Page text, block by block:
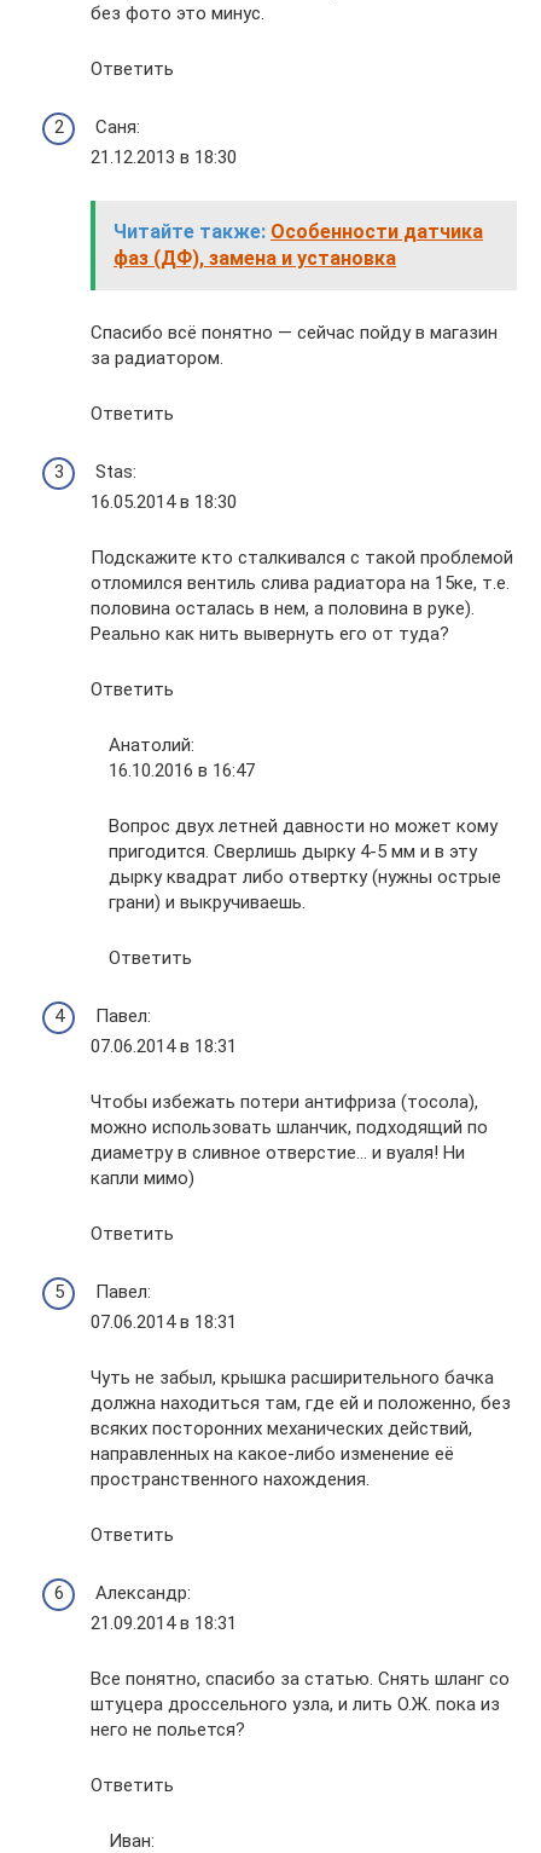
без фото это минус.
Ответить
Саня:
21.12.2013 в 18:30
Читайте также: Особенности датчика
фаз (ДФ), замена и установка
Спасибо всё понятно — сейчас пойду в магазин
за радиатором.
Ответить
Stas:
16.05.2014 в 18:30
Подскажите кто сталкивался с такой проблемой
отломился вентиль слива радиатора на 15ке, т.е.
половина осталась в нем, а половина в руке).
Реально как нить вывернуть его от туда?
Ответить
Анатолий:
16.10.2016 в 16:47
Вопрос двух летней давности но может кому
пригодится. Сверлишь дырку 4-5 мм и в эту
дырку квадрат либо отвертку (нужны острые
грани) и выкручиваешь.
Ответить
Павел:
07.06.2014 в 18:31
Чтобы избежать потери антифриза (тосола),
можно использовать шланчик, подходящий по
диаметру в сливное отверстие… и вуаля! Ни
капли мимо)
Ответить
Павел:
07.06.2014 в 18:31
Чуть не забыл, крышка расширительного бачка
должна находиться там, где ей и положенно, без
всяких посторонних механических действий,
направленных на какое-либо изменение её
пространственного нахождения.
Ответить
Александр:
21.09.2014 в 18:31
Все понятно, спасибо за статью. Снять шланг со
штуцера дроссельного узла, и лить О.Ж. пока из
него не польется?
Ответить
Иван: